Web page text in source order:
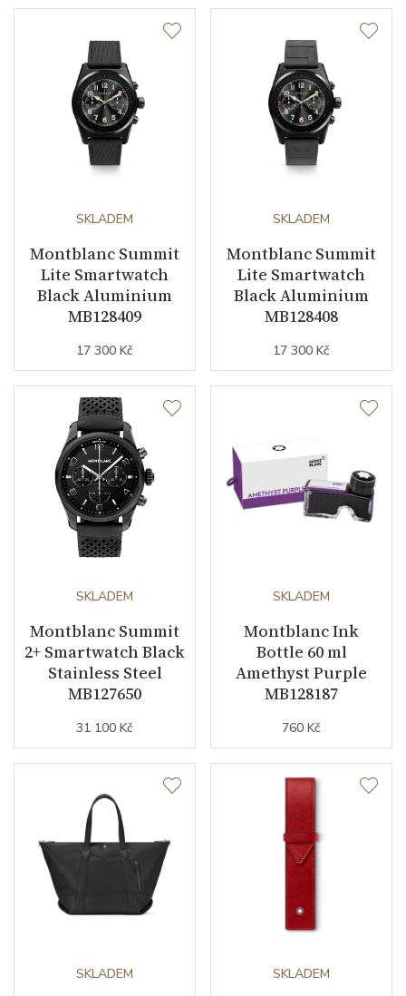
SKLADEM
Montblanc Summit
Lite Smartwatch
Black Aluminium
MB128409
17 300 Kč
SKLADEM
Montblanc Summit
Lite Smartwatch
Black Aluminium
MB128408
17 300 Kč
SKLADEM
Montblanc Summit
2+ Smartwatch Black
Stainless Steel
MB127650
31 100 Kč
SKLADEM
Montblanc Ink
Bottle 60 ml
Amethyst Purple
MB128187
760 Kč
SKLADEM SKLADEM